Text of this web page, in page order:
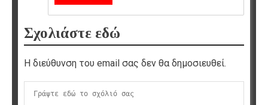
Σχολιάστε εδώ
Η διεύθυνση του email σας δεν θα δημοσιευθεί.